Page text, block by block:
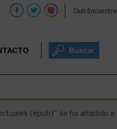
Club Encuentro
Buscar
(epub)” se ha añadido